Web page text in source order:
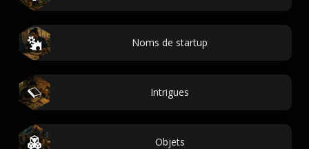
Noms de startup
Intrigues
Objets